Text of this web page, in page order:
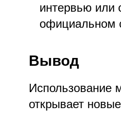
интервью или
официальном
Вывод
Использование
открывает